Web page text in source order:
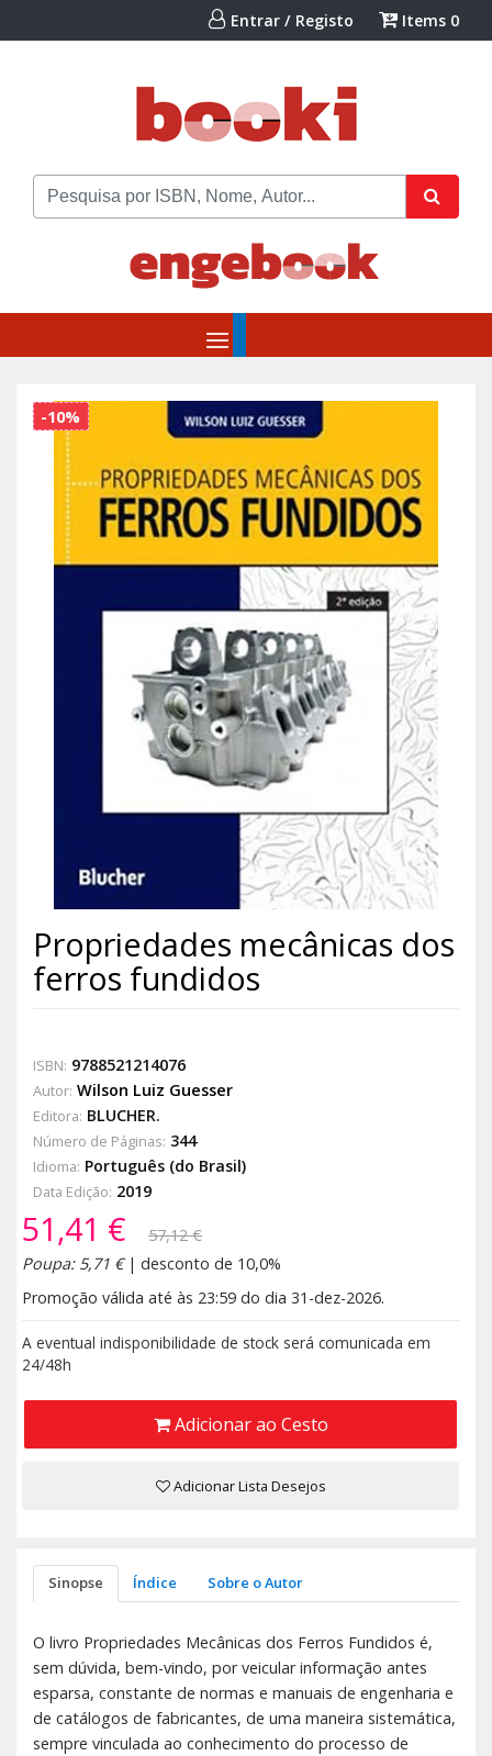
Entrar / Registo Items 0
-10%
Propriedades mecânicas dos
ferros fundidos
ISBN: 9788521214076
Autor: Wilson Luiz Guesser
Editora: BLUCHER.
Número de Páginas: 344
Idioma: Português (do Brasil)
Data Edição: 2019
51,41 €
57,12 €
Poupa: 5,71 €| desconto de 10,0%
Promoção válida até às 23:59 do dia 31-dez-2026.
A eventual indisponibilidade de stock será comunicada em
24/48h
Adicionar ao Cesto
Adicionar Lista Desejos
Sinopse Índice Sobre o Autor
O livro Propriedades Mecânicas dos Ferros Fundidos é,
sem dúvida, bem-vindo, por veicular informação antes
esparsa, constante de normas e manuais de engenharia e
de catálogos de fabricantes, de uma maneira sistemática,
sempre vinculada ao conhecimento do processo de